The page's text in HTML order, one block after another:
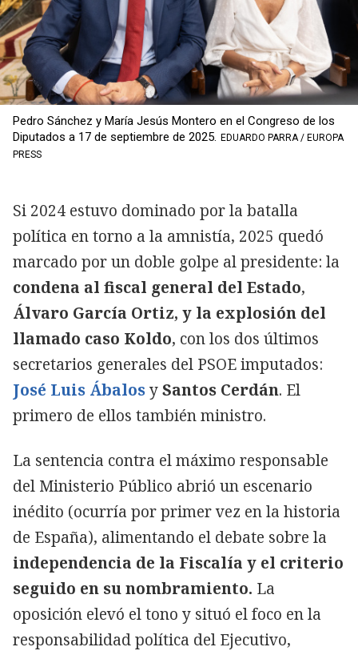
Pedro Sánchez y María Jesús Montero en el Congreso de los
Diputados a 17 de septiembre de 2025. EDUARDO PARRA / EUROPA
PRESS
Si 2024 estuvo dominado por la batalla
política en torno a la amnistía, 2025 quedó
marcado por un doble golpe al presidente: la
condena al fiscal general del Estado,
Álvaro García Ortiz, y la explosión del
llamado caso Koldo, con los dos últimos
secretarios generales del PSOE imputados:
José Luis ÁbalosySantos Cerdán. El
primero de ellos también ministro.
La sentencia contra el máximo responsable
del Ministerio Público abrió un escenario
inédito (ocurría por primer vez en la historia
de España), alimentando el debate sobre la
independencia de la Fiscalía y el criterio
seguido en su nombramiento. La
oposición elevó el tono y situó el foco en la
responsabilidad política del Ejecutivo,